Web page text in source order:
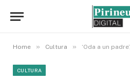
Home » Cultura » ‘Oda a un padre’,
CULTURA